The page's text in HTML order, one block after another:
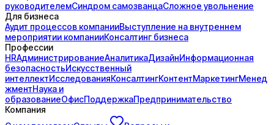
руководителемСиндром самозванцаСложное увольнение
Для бизнеса
Аудит процессов компанииВыступление на внутреннем
мероприятии компанииКонсалтинг бизнеса
Профессии
HRАдминистрированиеАналитикаДизайнИнформационная
безопасностьИскусственный
интеллектИсследованияКонсалтингКонтентМаркетингМенед
жментНаука и
образованиеОфисПоддержкаПредпринимательство
Компания